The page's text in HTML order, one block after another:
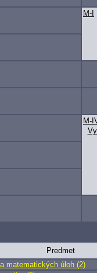
M-I
M-
Predmet
matematických úloh (2)